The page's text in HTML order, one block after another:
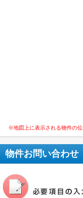
※地図上に表示される物件の位
物件お問い合わせ